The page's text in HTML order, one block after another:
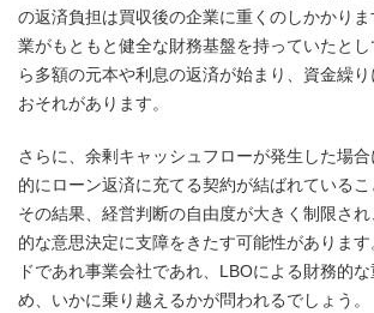
の返済負担は買収後の企業に重くのしかかり
業がもともと健全な財務基盤を持っていたと
ら多額の元本や利息の返済が始まり、資金繰
おそれがあります。
さらに、余剰キャッシュフローが発生した場
的にローン返済に充てる契約が結ばれているこ
その結果、経営判断の自由度が大きく制限さ
的な意思決定に支障をきたす可能性がありま
ドであれ事業会社であれ、LBOによる財務的
め、いかに乗り越えるかが問われるでしょう。